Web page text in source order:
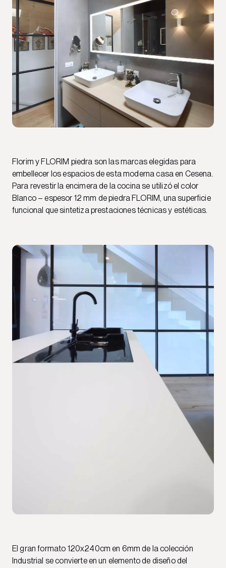
Florim y FLORIM piedra son las marcas elegidas para
embellecer los espacios de esta moderna casa en Cesena.
Para revestir la encimera de la cocina se utilizó el color
Blanco – espesor 12 mm de piedra FLORIM, una superficie
funcional que sintetiza prestaciones técnicas y estéticas.
El gran formato 120x240cm en 6mm de la colección
Industrial se convierte en un elemento de diseño del